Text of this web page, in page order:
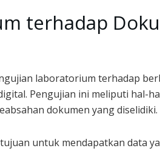
terhadap
laboratorium terhadap
Pengujian ini meliputi hal-
dokumen yang diselidiki.
untuk mendapatkan data